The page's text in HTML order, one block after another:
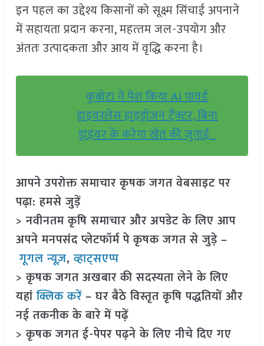
इन पहल का उद्देश्य किसानों को सूक्ष्म सिंचाई अपनाने
में सहायता प्रदान करना, महत्‍तम जल-उपयोग और
अंततः उत्पादकता और आय में वृद्धि करना है।
कुबोटा ने पेश किया AI पावर्ड
ड्राइवरलेस हाइड्रोजन ट्रैक्टर, बिना
ड्राइवर के करेगा खेत की जुताई
आपने उपरोक्त समाचार कृषक जगत वेबसाइट पर
पढ़ा: हमसे जुड़ें
> नवीनतम कृषि समाचार और अपडेट के लिए आप
अपने मनपसंद प्लेटफॉर्म पे कृषक जगत से जुड़े –
गूगल न्यूज़,व्हाट्सएप्प
> कृषक जगत अखबार की सदस्यता लेने के लिए
यहांक्लिक करें– घर बैठे विस्तृत कृषि पद्धतियों और
नई तकनीक के बारे में पढ़ें
> कृषक जगत ई-पेपर पढ़ने के लिए नीचे दिए गए